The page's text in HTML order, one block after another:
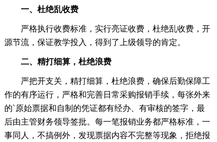
一、杜绝乱收费
严格执行收费标准，实行亮证收费，杜绝乱收费，开
源节流，保证教学投入，得到了上级领导的肯定。
二、精打细算，杜绝浪费
严把开支关，精打细算，杜绝浪费，确保后勤保障工
作的有序运行，严格和完善日常采购报销手续，每张外来
的`原始票据和自制的凭证都有经办、有审核的签字，最
后由主管财务领导签批。每一笔报销业务都严格标准，一
事同人，不搞例外，发现票据内容不完整等现象，拒绝报